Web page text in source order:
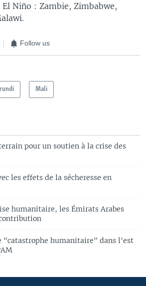
Niño : Zambie, Zimbabwe,
Follow us
Mali
pour un soutien à la crise des
les effets de la sécheresse en
humanitaire, les Émirats Arabes
"catastrophe humanitaire" dans l'est